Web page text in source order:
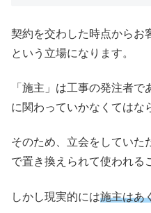
契約を交わした時点からお
という立場になります。
「施主」は工事の発注者
に関わっていかなくてはな
そのため、立会をしていた
で置き換えられて使われる
しかし現実的には施主はあ